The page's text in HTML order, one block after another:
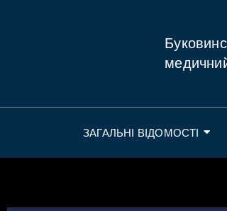
ЗАГАЛЬНІ ВІДОМОСТІ